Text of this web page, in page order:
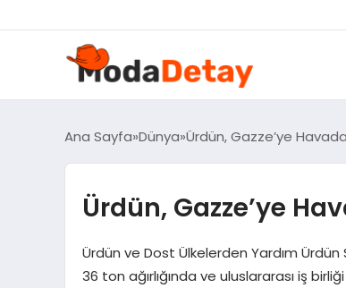
Ana Sayfa Dünya Ürdün, Gazze’ye
Ürdün, Gazze’ye
Ürdün ve Dost Ülkelerden Yardım
36 ton ağırlığında ve uluslararası iş